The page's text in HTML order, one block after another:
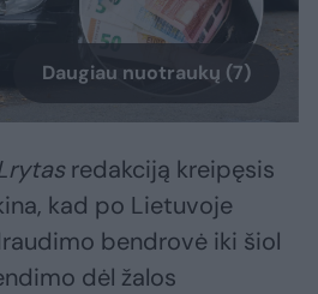
Daugiau nuotraukų (7)
redakciją kreipęsis
kad po Lietuvoje
bendrovė iki šiol
dėl žalos